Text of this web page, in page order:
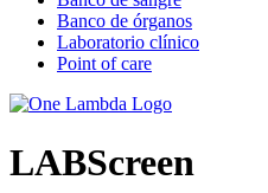
Banco de órganos
Laboratorio clínico
Point of care
LABScreen